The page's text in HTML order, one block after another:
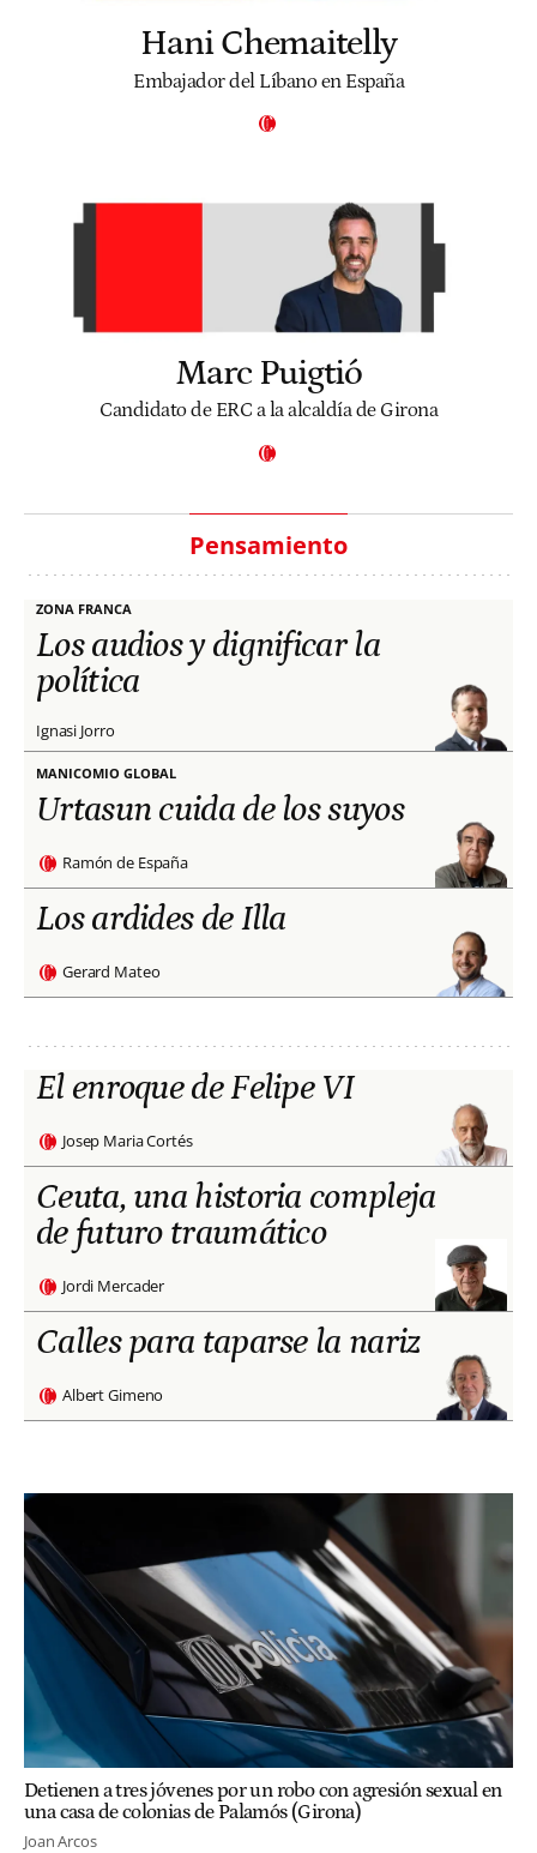
Hani Chemaitelly
Embajador del Líbano en España
Marc Puigtió
Candidato de ERC a la alcaldía de Girona
Pensamiento
ZONA FRANCA
Los audios y dignificar la
política
Ignasi Jorro
MANICOMIO GLOBAL
Urtasun cuida de los suyos
Ramón de España
Los ardides de Illa
Gerard Mateo
El enroque de Felipe VI
Josep Maria Cortés
Ceuta, una historia compleja
de futuro traumático
Jordi Mercader
Calles para taparse la nariz
Albert Gimeno
Detienen a tres jóvenes por un robo con agresión sexual en
una casa de colonias de Palamós (Girona)
Joan Arcos